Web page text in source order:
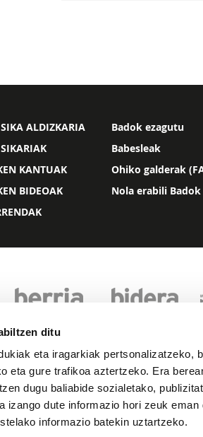
ditu
eta iragarkiak pertsonalizatzeko,
eta gure trafikoa aztertzeko. Era
dugu baliabide sozialetako,
izango dute informazio hori zeuk
informazio batekin uztartzeko.
ALDIZKARIA
KANTUAK
BIDEOAK
Badok ezagutu
Babesleak
Ohiko galderak
Nola erabili Badok
Lege oharra Pribatutasuna